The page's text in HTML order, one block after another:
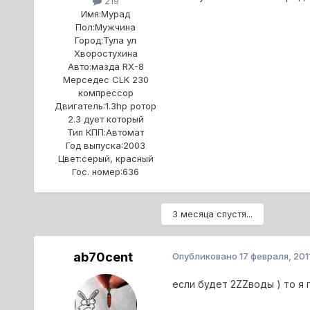
Имя:Мурад
Пол:Мужчина
Город:Тула ул
Хворостухина
Авто:мазда RX-8
Мерседес CLK 230
компрессор
Двигатель:1.3hp ротор
2.3 дует который
Тип КПП:Автомат
Год выпуска:2003
Цвет:серый, красный
Гос. номер:636
3 месяца спустя...
ab70cent Опубликовано 17 февраля,
если будет 2ZZводы ) то я